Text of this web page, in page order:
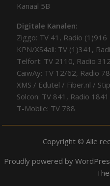
Kanaal 5B
Digitale Kanalen:
Ziggo: TV 41, Radio (1)916
KPN/XS4all: TV (1)341,
Telfort: TV 2110, Radio
CaiwAy: TV 12/62, Radio
XMS / Edutel / Fiber.nl /
Solcon: TV 841, Radio 1841
T-Mobile: TV 788
Copyright © Alle
Proudly powered by